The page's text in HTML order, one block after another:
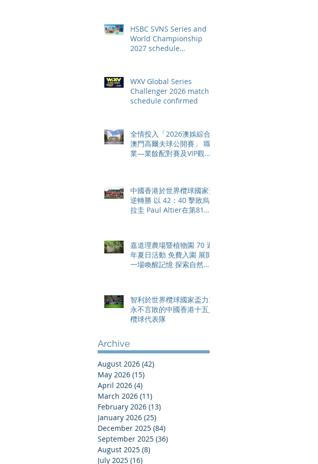
HSBC SVNS Series and
World Championship
2027 schedule
pace
WXV Global Series
Challenger 2026 match
schedule confirmed
全情投入「2026澳娛綜合
澳門高爾夫球公開賽」 職
業—業餘配對賽及VIP觀賽
中國香港於世界欖球國家盃
逆轉勝 以 42：40 擊敗烏
拉圭 Paul Altier在第81分
嘉道理農場暨植物園 70 週
年夏日活動 免費入園 展開
一場喚醒記憶 探索自然與
智利於世界欖球國家盃力克
永不言敗的中國香港十五人
欖球代表隊
Archive
August 2026 (42)
May 2026 (15)
April 2026 (4)
March 2026 (11)
February 2026 (13)
January 2026 (25)
December 2025 (84)
September 2025 (36)
August 2025 (8)
July 2025 (16)